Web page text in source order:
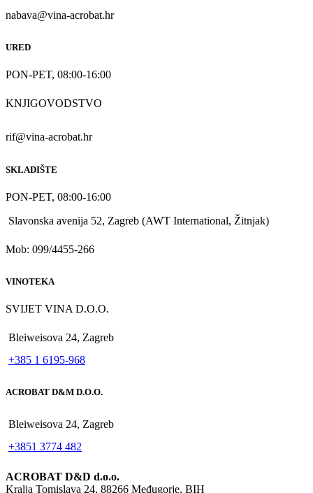
nabava@vina-acrobat.hr
URED
PON-PET, 08:00-16:00
KNJIGOVODSTVO
rif@vina-acrobat.hr
SKLADIŠTE
PON-PET, 08:00-16:00
Slavonska avenija 52, Zagreb (AWT International, Žitnjak)
Mob: 099/4455-266
VINOTEKA
SVIJET VINA D.O.O.
Bleiweisova 24, Zagreb
+385 1 6195-968
ACROBAT D&M D.O.O.
Bleiweisova 24, Zagreb
+3851 3774 482
ACROBAT D&D d.o.o.
Kralja Tomislava 24, 88266 Međugorje, BIH